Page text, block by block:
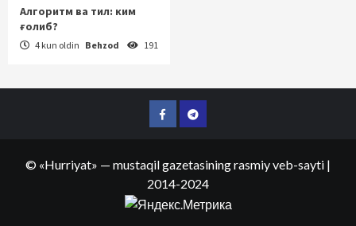
Алгоритм ва тил: ким
ғолиб?
4 kun oldin Behzod 191
FacebookTelegram
© «Hurriyat» — mustaqil gazetasining rasmiy veb-sayti |
2014-2024